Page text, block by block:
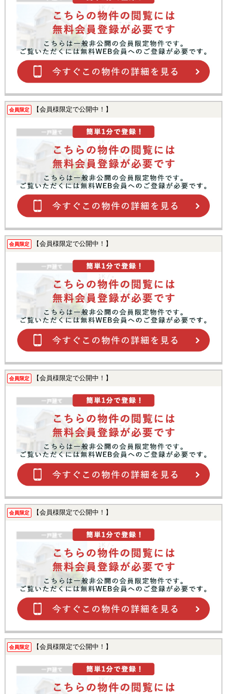
会員限定 【会員様限定で公開中！】
会員限定 【会員様限定で公開中！】
会員限定 【会員様限定で公開中！】
会員限定 【会員様限定で公開中！】
会員限定 【会員様限定で公開中！】